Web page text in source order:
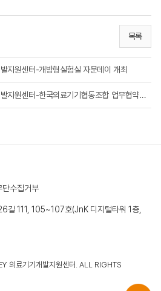
목록
지원센터-개방형실험실 자문데이 개최
G밸리의료기기개발지원센터-한국의료기기협동조합 업무협약 체결
단수집거부
길 111, 105~107호(JnK 디지털타워 1층,
료기기개발지원센터. ALL RIGHTS